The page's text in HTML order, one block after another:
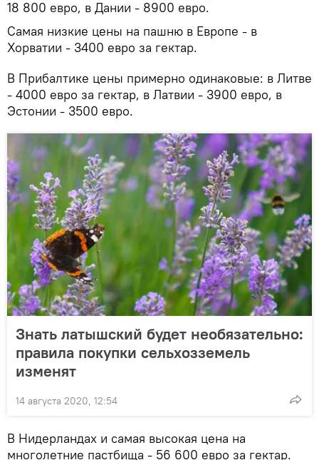
18 800 евро, в Дании - 8900 евро.
Самая низкие цены на пашню в Европе - в
Хорватии - 3400 евро за гектар.
В Прибалтике цены примерно одинаковые: в Литве
- 4000 евро за гектар, в Латвии - 3900 евро, в
Эстонии - 3500 евро.
Знать латышский будет необязательно:
правила покупки сельхозземель
изменят
14 августа 2020, 12:54
В Нидерландах и самая высокая цена на
многолетние пастбища - 56 600 евро за гектар.